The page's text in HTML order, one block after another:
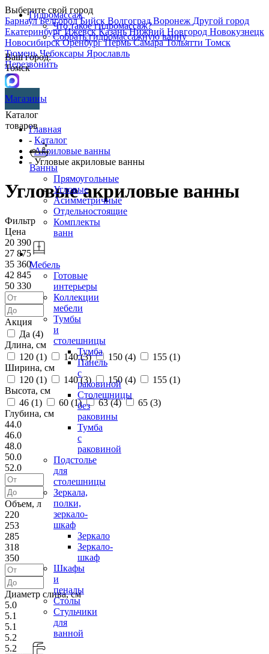
Выберите свой город
БарнаулБелгородБийск ВолгоградВоронеж Другой город
ЕкатеринбургИжевскКазаньНижний Новгород Новокузнецк
НовосибирскОренбургПермьСамараТольятти Томск
ТюменьЧебоксары Ярославль
Перезвонить
Гидромассаж
Что такое гидромассаж?
Собрать гидромассажную ванну
Ваш город:
Томск
Магазины
Каталог
товаров
Ванны
Прямоугольные
Угловые
Асимметричные
Отдельностоящие
Комплекты
ванн
Мебель
Готовые
интерьеры
Коллекции
мебели
Тумбы
и
столешницы
Тумба
Панель
с
раковиной
Столешницы
без
раковины
Тумба
с
раковиной
Подстолье
для
столешницы
Зеркала,
полки,
зеркало-
шкаф
Зеркало
Зеркало-
шкаф
Шкафы
и
пеналы
Столы
Стульчики
для
ванной
Главная
- Каталог
-Акриловые ванны
- Угловые акриловые ванны
Угловые акриловые ванны
Фильтр
Цена
20 390
27 875
35 360
42 845
50 330
Акция
Да (4)
Длина, см
120 (1) 140 (3) 150 (4) 155 (1)
Ширина, см
120 (1) 140 (3) 150 (4) 155 (1)
Высота, см
46 (1) 60 (1) 63 (4) 65 (3)
Глубина, см
44.0
46.0
48.0
50.0
52.0
Объем, л
220
253
285
318
350
Диаметр слива, см
5.0
5.1
5.1
5.2
5.2